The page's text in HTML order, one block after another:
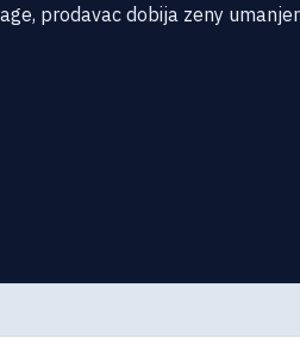
prodavac dobija zeny